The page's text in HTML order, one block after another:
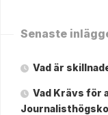
Senaste
Vad är
Vad Krävs för